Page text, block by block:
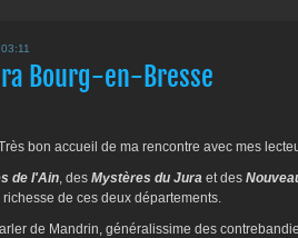
Bourg-en-Bresse
bon accueil de ma rencontre avec mes
de l'Ain, des Mystères du Jura et des
de ces deux départements.
de Mandrin, généralissime des